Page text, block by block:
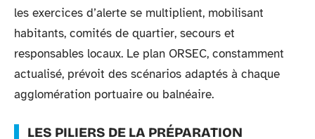
les exercices d’alerte se multiplient, mobilisant
habitants, comités de quartier, secours et
responsables locaux. Le plan ORSEC, constamment
actualisé, prévoit des scénarios adaptés à chaque
agglomération portuaire ou balnéaire.
LES PILIERS DE LA PRÉPARATION